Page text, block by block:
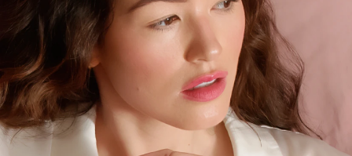
Мои приборы
Мои заказы
Мои адреса
Мои подписки
FAQ™ Pure Beauty-Tech Elixir
issa™ Teeth Whitening Set
English Deutsch
Español
Français
Português
Polski
Svenska
Русский
Türkçe
简体中文 繁體中文